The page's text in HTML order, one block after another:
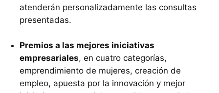
atenderán personalizadamente las consultas
presentadas.
Premios a las mejores iniciativas
empresariales, en cuatro categorías,
emprendimiento de mujeres, creación de
empleo, apuesta por la innovación y mejor